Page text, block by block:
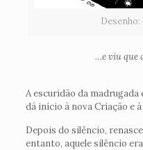
…e viu que
A escuridão da madrugada
dá início à nova Criação e
Depois do silêncio,
entanto, aquele silêncio